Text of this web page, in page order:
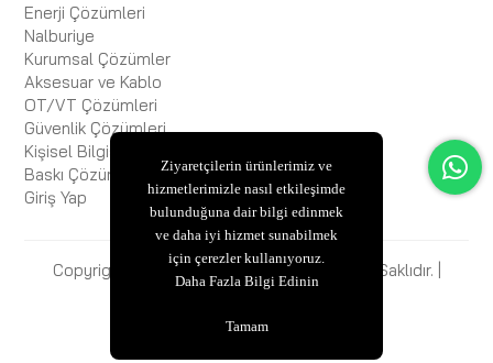
Enerji Çözümleri
Nalburiye
Kurumsal Çözümler
Aksesuar ve Kablo
OT/VT Çözümleri
Güvenlik Çözümleri
Kişisel Bilgisayar
Baskı Çözümleri
Giriş Yap
Copyright © 2025 ESBiFiXB2B Tüm Hakları Saklıdır. |
ESBİ BİLİŞİM
Ziyaretçilerin ürünlerimiz ve
hizmetlerimizle nasıl etkileşimde
bulunduğuna dair bilgi edinmek
ve daha iyi hizmet sunabilmek
için çerezler kullanıyoruz.
Daha Fazla Bilgi Edinin
Tamam